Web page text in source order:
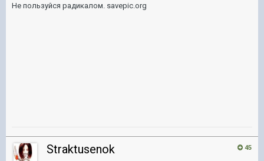
Не пользуйся радикалом. savepic.org
45
Straktusenok